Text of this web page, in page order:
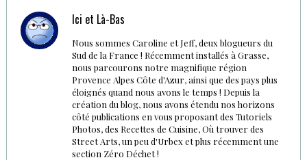
Ici et Là-Bas
Nous sommes Caroline et Jeff, deux blogueurs du
Sud de la France ! Récemment installés à Grasse,
nous parcourons notre magnifique région
Provence Alpes Côte d'Azur, ainsi que des pays plus
éloignés quand nous avons le temps ! Depuis la
création du blog, nous avons étendu nos horizons
côté publications en vous proposant des Tutoriels
Photos, des Recettes de Cuisine, Où trouver des
Street Arts, un peu d'Urbex et plus récemment une
section Zéro Déchet !